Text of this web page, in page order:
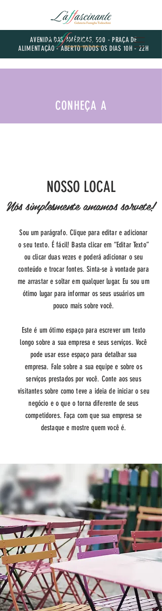
AVENIDA DAS AMÉRICAS, 500 - PRAÇA DE
ALIMENTAÇÃO - ABERTO TODOS OS DIAS 10H - 22H
CONHEÇA A
NOSSO LOCAL
Nós simplesmente amamos sorvete!
Sou um parágrafo. Clique para editar e adicionar
o seu texto. É fácil! Basta clicar em “Editar Texto”
ou clicar duas vezes e poderá adicionar o seu
conteúdo e trocar fontes. Sinta-se à vontade para
me arrastar e soltar em qualquer lugar. Eu sou um
ótimo lugar para informar os seus usuários um
pouco mais sobre você.
Este é um ótimo espaço para escrever um texto
longo sobre a sua empresa e seus serviços. Você
pode usar esse espaço para detalhar sua
empresa. Fale sobre a sua equipe e sobre os
serviços prestados por você. Conte aos seus
visitantes sobre como teve a ideia de iniciar o seu
negócio e o que o torna diferente de seus
competidores. Faça com que sua empresa se
destaque e mostre quem você é.